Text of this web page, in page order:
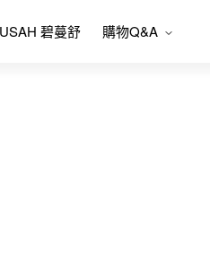
碧蔓舒 購物Q&A